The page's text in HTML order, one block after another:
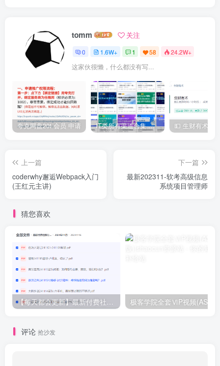
tomm 关注
0 1.6W+ 1 58 24.2W+
这家伙很懒，什么都没有写...
夸克网盘20t 会员 申请 IT类所有渠道合集 持续日更，目前近四千多条资源 年费用户微信私信获取权限
上一篇
coderwhy邂逅Webpack入门
(王红元主讲)
下一篇
最新202311-软考高级信息
系统项目管理师
猜您喜欢
【每天都会更新】最新付费社群公众号文章 极客学院全套ⅥP视频(AS版)
评论 抢沙发